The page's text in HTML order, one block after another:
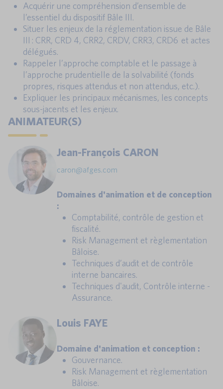
Acquérir une compréhension d’ensemble de
l’essentiel du dispositif Bâle III.
Situer les enjeux de la réglementation issue de Bâle
III : CRR, CRD 4, CRR2, CRDV, CRR3, CRD6 et actes
délégués.
Rappeler l’approche comptable et le passage à
l’approche prudentielle de la solvabilité (fonds
propres, risques attendus et non attendus, etc.).
Expliquer les principaux mécanismes, les concepts
sous-jacents et les enjeux.
ANIMATEUR(S)
Jean-François CARON
caron@afges.com
Domaines d'animation et de conception
:
Comptabilité, contrôle de gestion et
fiscalité.
Risk Management et règlementation
Bâloise.
Techniques d’audit et de contrôle
interne bancaires.
Techniques d'audit, Contrôle interne -
Assurance.
Louis FAYE
Domaine d'animation et conception :
Gouvernance.
Risk Management et règlementation
Bâloise.